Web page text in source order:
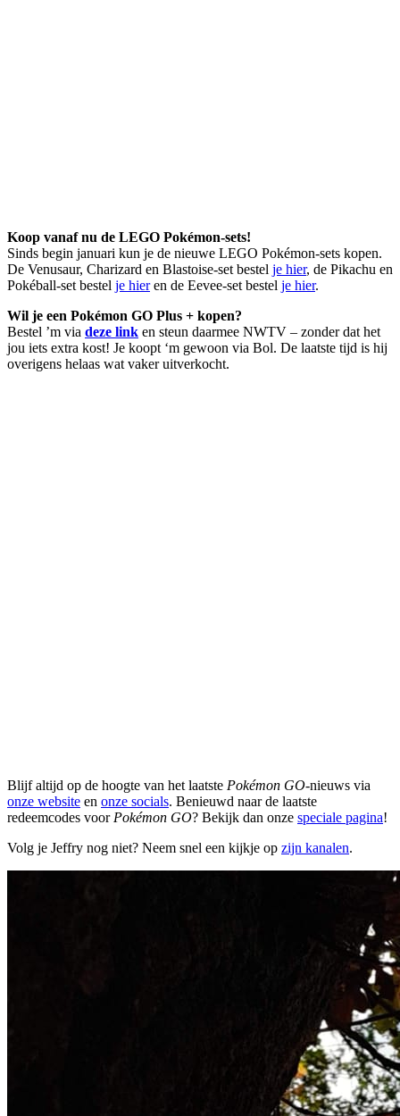
Koop vanaf nu de LEGO Pokémon-sets!
Sinds begin januari kun je de nieuwe LEGO Pokémon-sets kopen.
De Venusaur, Charizard en Blastoise-set bestel je hier, de Pikachu en
Pokéball-set bestel je hieren de Eevee-set bestel je hier.
Wil je een Pokémon GO Plus + kopen?
Bestel ’m via deze link en steun daarmee NWTV – zonder dat het
jou iets extra kost! Je koopt ‘m gewoon via Bol. De laatste tijd is hij
overigens helaas wat vaker uitverkocht.
Blijf altijd op de hoogte van het laatste Pokémon GO-nieuws via
onze website en onze socials. Benieuwd naar de laatste
redeemcodes voor Pokémon GO? Bekijk dan onze speciale pagina!
Volg je Jeffry nog niet? Neem snel een kijkje op zijn kanalen.